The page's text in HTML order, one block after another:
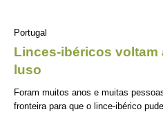
Portugal
Linces-ibéricos voltam
luso
Foram muitos anos e muitas
fronteira para que o lince-ibérico